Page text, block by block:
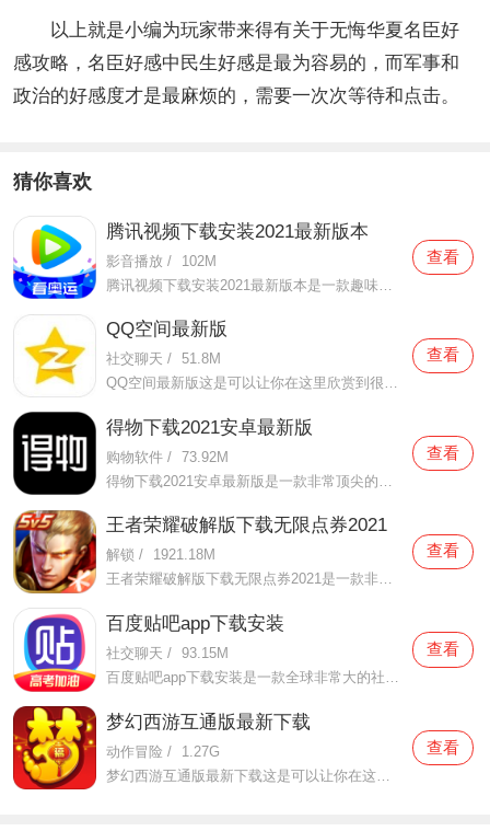
以上就是小编为玩家带来得有关于无悔华夏名臣好
感攻略，名臣好感中民生好感是最为容易的，而军事和
政治的好感度才是最麻烦的，需要一次次等待和点击。
猜你喜欢
腾讯视频下载安装2021最新版本
影音播放 /
102M
查看
QQ空间最新版
社交聊天 / 51.8M
QQ空间最新版这是可以让你在这里欣赏到很多优质的内容欣赏体验的手机视频软件，在这里的内容有很多都是好友的动态，而且还有很多的互动功能可以让你跟好友之间的亲密度再次提升，大家在这里可以感受到很多优质的社交和很多有趣的心情分享，不仅可以跟人互动，这软件也是自己
查看
得物下载2021安卓最新版
购物软件 / 73.92M
查看
王者荣耀破解版下载无限点券2021
解锁 /
1921.18M
王者荣耀破解版下载无限点券2021是一款非常火热的手机游戏。在这款王者荣耀破解版下载无限点券2021中有着非常好用的辅助工具，在这里面你可以轻轻松松就获得点券的使用，而且还是可以无限使用的哦，完全没有受限制，只要你下载了这款王者荣耀破解版下载无限点券2021之后就可以
查看
百度贴吧app下载安装
社交聊天 / 93.15M
百度贴吧app下载安装是一款全球非常大的社交软件。在这款百度贴吧app下载安装里面汇聚了很多有共同兴趣的小伙伴们，在这里面有各种你会感兴趣的兴趣贴，同时你也会发现这里面有非常多的共同爱好的小伙伴，在这里面你还可以和他们一起玩耍，一起在帖子里畅所欲言，发挥你的脑
查看
梦幻西游互通版最新下载
动作冒险 /
1.27G
梦幻西游互通版最新下载这是可以让你在这里得到很多不一样的快乐互动内容的手机软件，不只是可以自由的去欣赏到很多不一样的欢乐内容，还有各种精彩的战斗模式可以给你全新的体验，大家在这里还可以自由的和很多的小伙伴们一起开心的进行各种战斗，进行有趣的开黑，感受到
查看